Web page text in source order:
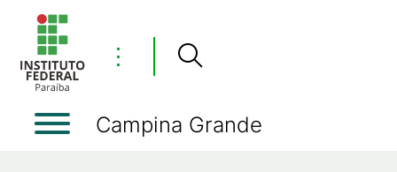
⋮
Campina Grande